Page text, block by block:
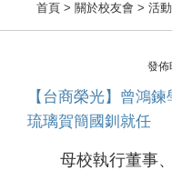
首頁 > 關於校友會 > 活
發佈
【台商榮光】曾鴻
琉璃賀簡國釧就任
母校執行董事、